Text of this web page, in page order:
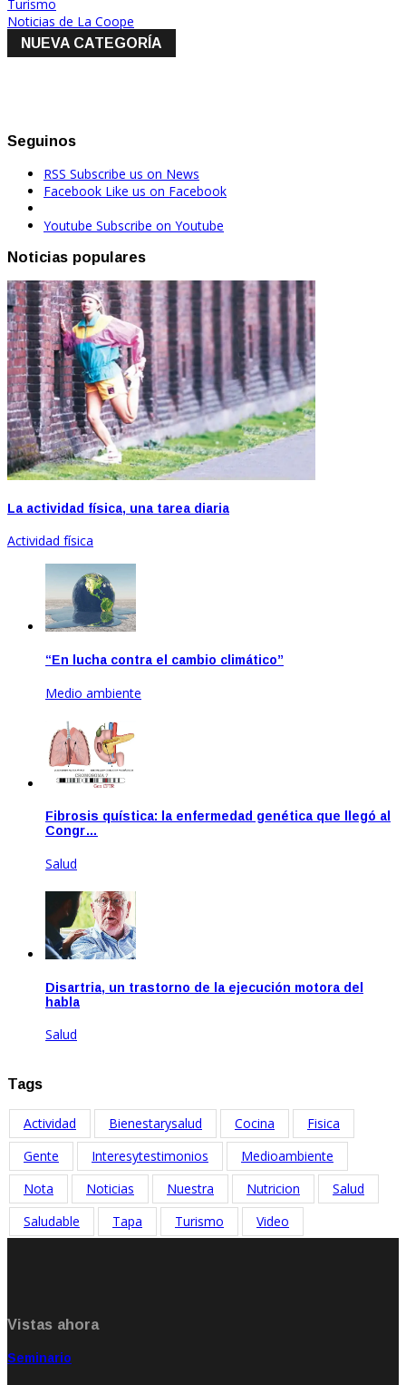
Turismo
Noticias de La Coope
NUEVA CATEGORÍA
Seguinos
RSS Subscribe us on News
Facebook Like us on Facebook
Youtube Subscribe on Youtube
Noticias populares
La actividad física, una tarea diaria
Actividad física
“En lucha contra el cambio climático”
Medio ambiente
Fibrosis quística: la enfermedad genética que llegó al
Congr…
Salud
Disartria, un trastorno de la ejecución motora del
habla
Salud
Tags
Actividad Bienestarysalud Cocina
Fisica
Gente
Interesytestimonios
Medioambiente
Nota
Noticias Nuestra Nutricion
Salud
Saludable
Tapa Turismo Video
Vistas ahora
Seminario